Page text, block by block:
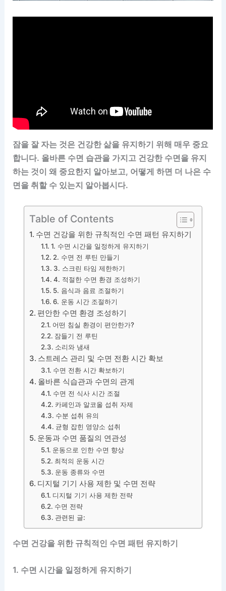
잠을 잘 자는 것은 건강한 삶을 유지하기 위해 매우 중요
합니다. 올바른 수면 습관을 가지고 건강한 수면을 유지
하는 것이 왜 중요한지 알아보고, 어떻게 하면 더 나은 수
면을 취할 수 있는지 알아봅시다.
Table of Contents
수면 건강을 위한 규칙적인 수면 패턴 유지하기
1. 수면 시간을 일정하게 유지하기
2. 수면 전 루틴 만들기
3. 스크린 타임 제한하기
4. 적절한 수면 환경 조성하기
5. 음식과 음료 조절하기
6. 운동 시간 조절하기
편안한 수면 환경 조성하기
어떤 침실 환경이 편안한가?
잠들기 전 루틴
소리와 냄새
스트레스 관리 및 수면 전환 시간 확보
수면 전환 시간 확보하기
올바른 식습관과 수면의 관계
수면 전 식사 시간 조절
카페인과 알코올 섭취 자제
수분 섭취 유의
균형 잡힌 영양소 섭취
운동과 수면 품질의 연관성
운동으로 인한 수면 향상
최적의 운동 시간
운동 종류와 수면
디지털 기기 사용 제한 및 수면 전략
디지털 기기 사용 제한 전략
수면 전략
관련된 글:
수면 건강을 위한 규칙적인 수면 패턴 유지하기
1. 수면 시간을 일정하게 유지하기